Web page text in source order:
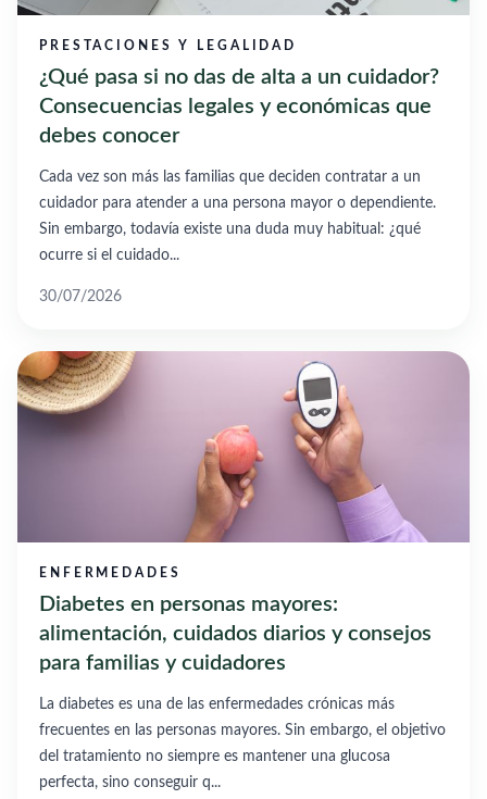
PRESTACIONES Y LEGALIDAD
¿Qué pasa si no das de alta a un cuidador?
Consecuencias legales y económicas que
debes conocer
Cada vez son más las familias que deciden contratar a un
cuidador para atender a una persona mayor o dependiente.
Sin embargo, todavía existe una duda muy habitual: ¿qué
ocurre si el cuidado...
30/07/2026
ENFERMEDADES
Diabetes en personas mayores:
alimentación, cuidados diarios y consejos
para familias y cuidadores
La diabetes es una de las enfermedades crónicas más
frecuentes en las personas mayores. Sin embargo, el objetivo
del tratamiento no siempre es mantener una glucosa
perfecta, sino conseguir q...